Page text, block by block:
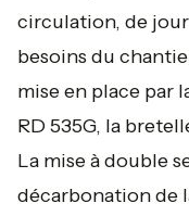
circulation, de
besoins du
mise en place par
RD 535G, la
La mise à double
décarbonation de